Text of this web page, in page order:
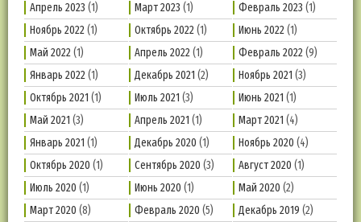
Апрель 2023 (1) Март 2023 (1) Февраль 2023 (1)
Ноябрь 2022(1) Октябрь 2022(1) Июнь 2022(1)
Май 2022(1) Апрель 2022(1) Февраль 2022(9)
Январь 2022(1) Декабрь 2021 (2) Ноябрь 2021 (3)
Октябрь 2021 (1) Июль 2021 (3) Июнь 2021 (1)
Май 2021 (3) Апрель 2021 (1) Март 2021 (4)
Январь 2021 (1) Декабрь 2020 (1) Ноябрь 2020 (4)
Октябрь 2020 (1) Сентябрь 2020 (3) Август 2020 (1)
Июль 2020 (1) Июнь 2020 (1) Май 2020 (2)
Март 2020 (8) Февраль 2020 (5) Декабрь 2019 (2)